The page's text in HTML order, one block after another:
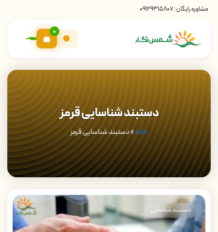
مشاوره رایگان:09129315807
0
دستبند شناسایی قرمز
خانه»دستبند شناسایی قرمز
دستبند شناسایی